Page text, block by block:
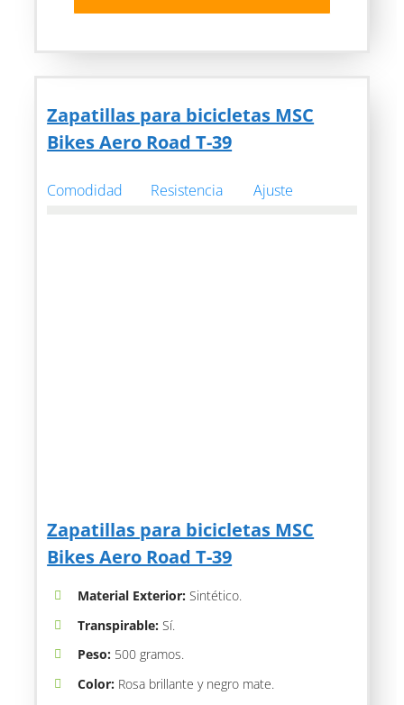
Zapatillas para bicicletas MSC
Bikes Aero Road T-39
Comodidad Resistencia Ajuste
Zapatillas para bicicletas MSC
Bikes Aero Road T-39
Material Exterior: Sintético.
Transpirable: Sí.
Peso: 500 gramos.
Color: Rosa brillante y negro mate.